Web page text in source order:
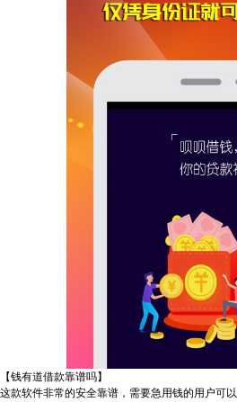
【钱有道借款靠谱吗】
这款软件非常的安全靠谱，需要急用钱的用户可以